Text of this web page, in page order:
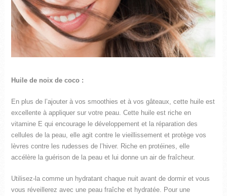
Huile de noix de coco :
En plus de l’ajouter à vos smoothies et à vos gâteaux, cette huile est
excellente à appliquer sur votre peau. Cette huile est riche en
vitamine E qui encourage le développement et la réparation des
cellules de la peau, elle agit contre le vieillissement et protège vos
lèvres contre les rudesses de l’hiver. Riche en protéines, elle
accélère la guérison de la peau et lui donne un air de fraîcheur.
Utilisez-la comme un hydratant chaque nuit avant de dormir et vous
vous réveillerez avec une peau fraîche et hydratée. Pour une